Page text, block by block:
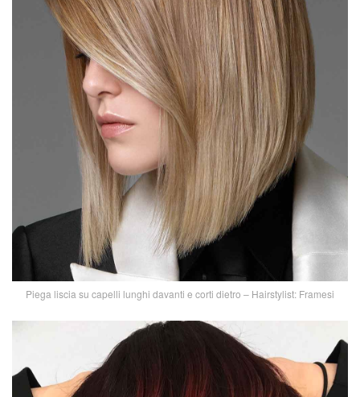
Piega liscia su capelli lunghi davanti e corti dietro – Hairstylist: Framesi